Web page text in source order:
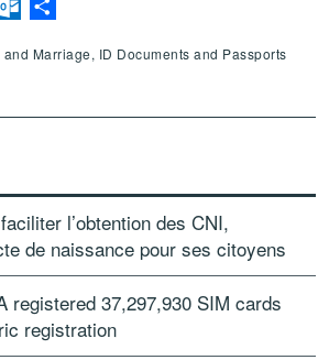
Outlook.com
Marriage, ID Documents and Passports
l’obtention des CNI,
de naissance pour ses citoyens
registered 37,297,930 SIM cards
registration